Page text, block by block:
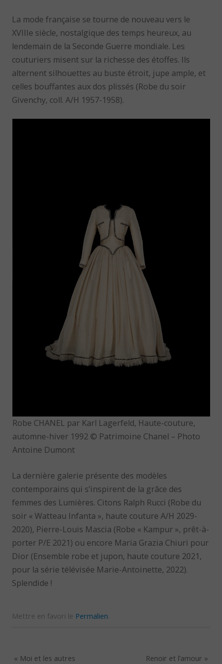
La mode française se tourne de nouveau vers le
XVIIIe siècle, nostalgique des temps heureux, au
lendemain de la Seconde Guerre mondiale. Les
couturiers misent sur la richesse des étoffes. Ils
alternent silhouettes au buste étroit, jupe ample, et
celles bouffantes aux dos plissés (Robe du soir
Givenchy, coll. A/H 1957-1958).
Robe CHANEL par Karl Lagerfeld, Haute-couture,
automne-hiver 1992 © Patrimoine Chanel – Photo
Antoine Dumont
La dernière galerie présente des modèles
contemporains qui s’inspirent de la grâce des
femmes des Lumières. Citons Ralph Rucci (Robe du
soir « Watteau Infanta », haute couture A/H 2029-
2020), Pierre-Louis Mascia (Robe « Kampur », prêt-à-
porter P/E 2021) ou encore Maria Grazia Chiuri pour
Dior (Ensemble robe et jupon, haute couture 2021,
pour la série télévisée Marie-Antoinette, 2022).
Splendide !
Mettre en favori le Permalien.
« Moi et les autres Renoir et l’amour »